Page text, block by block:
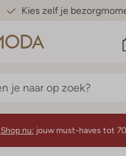
Gratis standaard
Shop nu: jouw must-haves tot